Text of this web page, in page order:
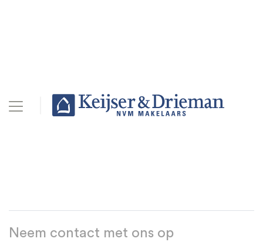
Neem contact met ons op